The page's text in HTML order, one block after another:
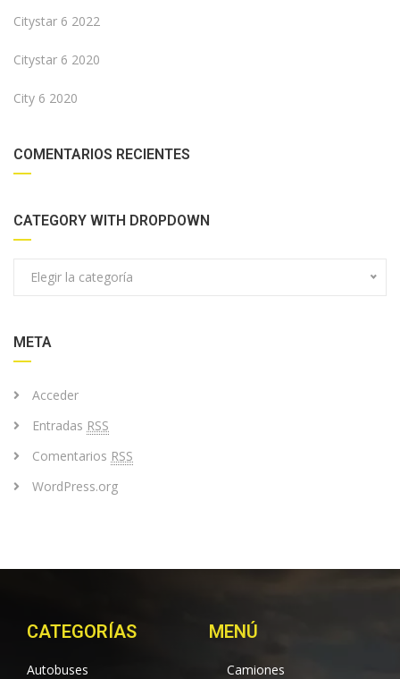
Citystar 6 2022
Citystar 6 2020
City 6 2020
COMENTARIOS RECIENTES
CATEGORY WITH DROPDOWN
Elegir la categoría
META
Acceder
Entradas RSS
Comentarios RSS
WordPress.org
CATEGORÍAS
Autobuses
MENÚ
Camiones